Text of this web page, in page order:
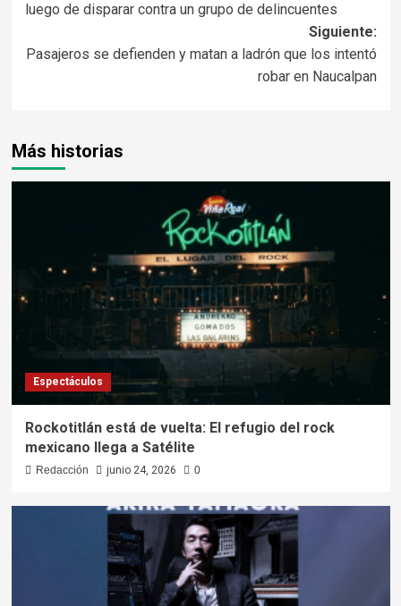
luego de disparar contra un grupo de delincuentes
Siguiente:
Pasajeros se defienden y matan a ladrón que los intentó
robar en Naucalpan
Más historias
Espectáculos
Rockotitlán está de vuelta: El refugio del rock
mexicano llega a Satélite
Redacción junio 24, 2026 0